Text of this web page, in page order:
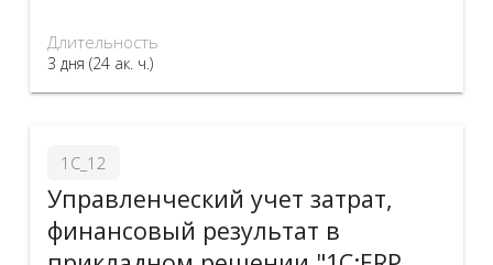
Длительность
3 дня (24 ак. ч.)
1С_12
Управленческий учет затрат,
финансовый результат в